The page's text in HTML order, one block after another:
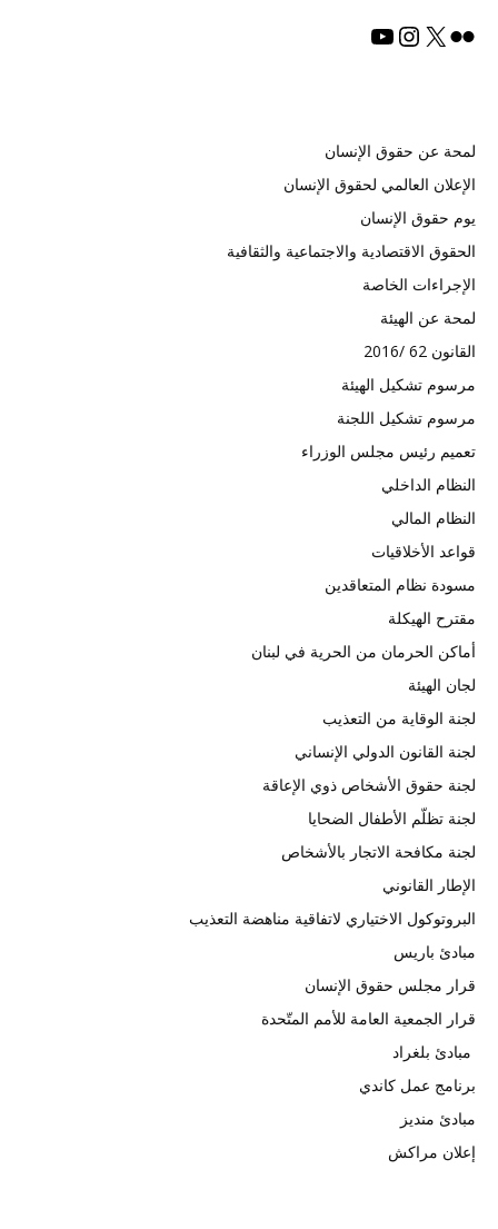
فليكرإكسإنستجرام
يوتيوب
لمحة عن حقوق الإنسان
الإعلان العالمي لحقوق الإنسان
يوم حقوق الإنسان
الحقوق الاقتصادية والاجتماعية والثقافية
الإجراءات الخاصة
لمحة عن الهيئة
القانون 62 /2016
مرسوم تشكيل الهيئة
مرسوم تشكيل اللجنة
تعميم رئيس مجلس الوزراء
النظام الداخلي
النظام المالي
قواعد الأخلاقيات
مسودة نظام المتعاقدين
مقترح الهيكلة
أماكن الحرمان من الحرية في لبنان
لجان الهيئة
لجنة الوقاية من التعذيب
لجنة القانون الدولي الإنساني
لجنة حقوق الأشخاص ذوي الإعاقة
لجنة تظلّم الأطفال الضحايا
لجنة مكافحة الاتجار بالأشخاص
الإطار القانوني
البروتوكول الاختياري لاتفاقية مناهضة التعذيب
مبادئ باريس
قرار مجلس حقوق الإنسان
قرار الجمعية العامة للأمم المتّحدة
مبادئ بلغراد
برنامج عمل كاندي
مبادئ منديز
إعلان مراكش